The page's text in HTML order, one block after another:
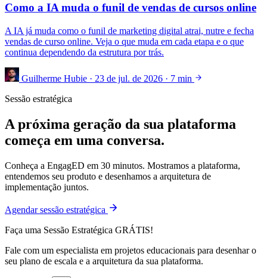
Como a IA muda o funil de vendas de cursos online
A IA já muda como o funil de marketing digital atrai, nutre e fecha
vendas de curso online. Veja o que muda em cada etapa e o que
continua dependendo da estrutura por trás.
Guilherme Hubie · 23 de jul. de 2026 · 7 min
Sessão estratégica
A próxima geração da sua plataforma
começa em uma conversa.
Conheça a EngagED em 30 minutos. Mostramos a plataforma,
entendemos seu produto e desenhamos a arquitetura de
implementação juntos.
Agendar sessão estratégica
Faça uma Sessão Estratégica GRÁTIS!
Fale com um especialista em projetos educacionais para desenhar o
seu plano de escala e a arquitetura da sua plataforma.